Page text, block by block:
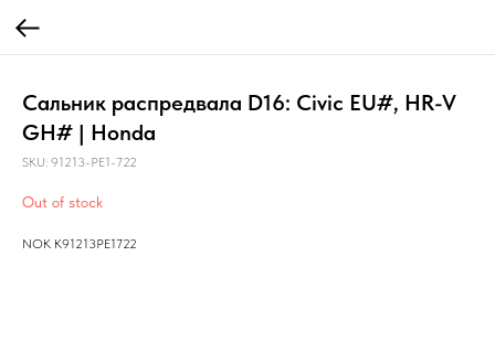
Сальник распредвала D16: Civic EU#, HR-V
GH# | Honda
SKU: 91213-PE1-722
Out of stock
NOK K91213PE1722